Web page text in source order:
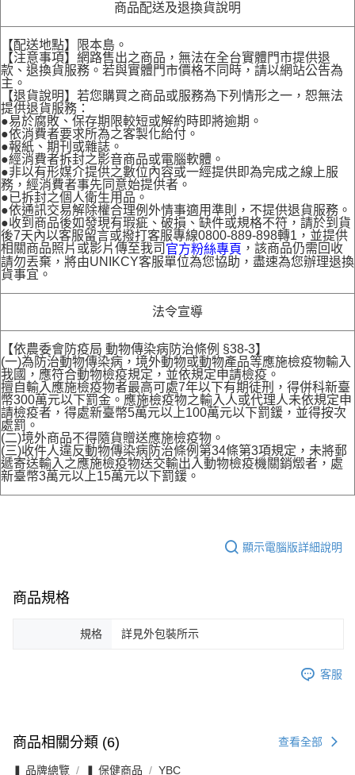
商品配送及退換貨說明
【配送地點】限本島。
【注意事項】網路售出之商品，無法在全台實體門市提供退
款、退換貨服務。若與實體門市價格不同時，請以網站公告為
主。
【退貨說明】若您購買之商品或服務為下列情形之一，恕無法
提供退貨服務：
●易於腐敗、保存期限較短或解約時即將逾期。
●依消費者要求所為之客製化給付。
●報紙、期刊或雜誌。
●經消費者拆封之影音商品或電腦軟體。
●非以有形媒介提供之數位內容或一經提供即為完成之線上服
務，經消費者事先同意始提供者。
●已拆封之個人衛生用品。
●依通訊交易解除權合理例外情事適用準則，不提供退貨服務。
●收到商品後如發現有瑕疵、破損、缺件或規格不符，請於到貨
後7天內以客服留言或撥打客服專線0800-889-898轉1，並提供
相關商品照片或影片傳至我司 官方粉絲專頁 ，該商品仍需回收
請勿丟棄，將由UNIKCY客服單位為您協助，盡速為您辦理退換
貨事宜。
法令宣導
【依農委會防疫局 動物傳染病防治條例 §38-3】
(一)為防治動物傳染病，境外動物或動物產品等應施檢疫物輸入
我國，應符合動物檢疫規定，並依規定申請檢疫。
擅自輸入應施檢疫物者最高可處7年以下有期徒刑，得併科新臺
幣300萬元以下罰金。應施檢疫物之輸入人或代理人未依規定申
請檢疫者，得處新臺幣5萬元以上100萬元以下罰鍰，並得按次
處罰。
(二)境外商品不得隨貨贈送應施檢疫物。
(三)收件人違反動物傳染病防治條例第34條第3項規定，未將郵
遞寄送輸入之應施檢疫物送交輸出入動物檢疫機關銷燬者，處
新臺幣3萬元以上15萬元以下罰鍰。
顯示電腦版詳細說明
商品規格
規格 詳見外包裝所示
客服
商品相關分類 (6) 查看全部
❚ 品牌總覽 ❚ 保健商品 YBC